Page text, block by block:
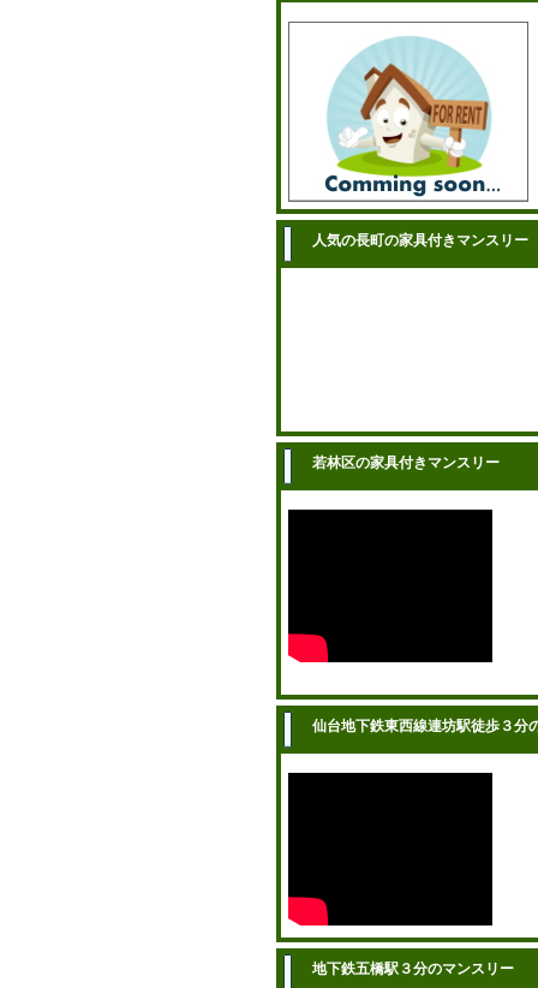
人気の長町の家具付きマンスリー
若林区の家具付きマンスリー
仙台地下鉄東西線連坊駅徒歩３分
地下鉄五橋駅３分のマンスリー